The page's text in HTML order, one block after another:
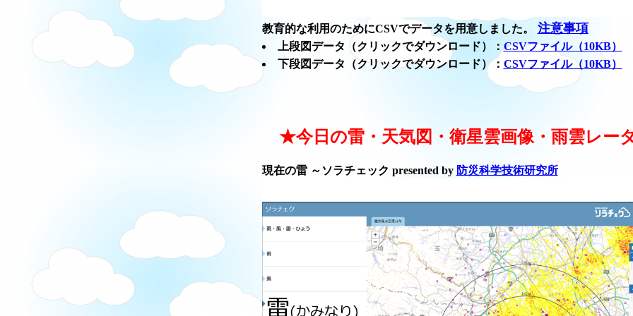
教育的な利用のためにCSVでデータを用意しました。 注意事項
上段図データ（クリックでダウンロード）： CSVファイル（10KB）
下段図データ（クリックでダウンロード）： CSVファイル（10KB）
★今日の雷・天気図・衛星雲画像・雨雲レー
現在の雷 ～ソラチェック presented by 防災科学技術研究所